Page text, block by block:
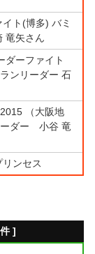
ト(博多) バミ
竜矢さん
ダーファイト
ンリーダー 石
（大阪地
ダー 小谷 竜
リンセス
]